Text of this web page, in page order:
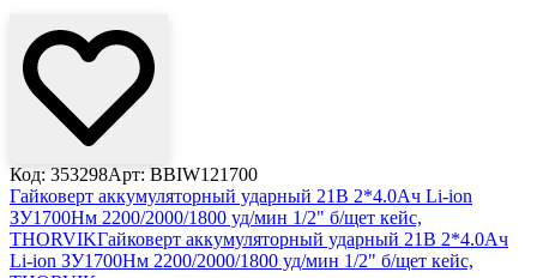
Код: 353298Арт: BBIW121700
Гайковерт аккумуляторный ударный 21В 2*4.0Ач Li-ion
ЗУ1700Нм 2200/2000/1800 уд/мин 1/2" б/щет кейс,
THORVIKГайковерт аккумуляторный ударный 21В 2*4.0Ач
Li-ion ЗУ1700Нм 2200/2000/1800 уд/мин 1/2" б/щет кейс,